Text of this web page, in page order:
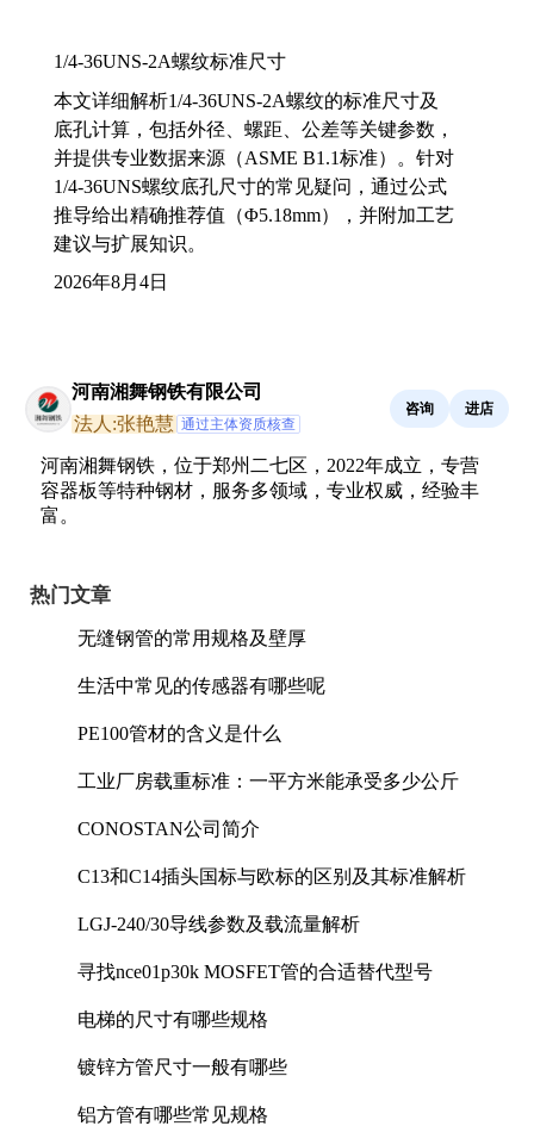
1/4-36UNS-2A螺纹标准尺寸
本文详细解析1/4-36UNS-2A螺纹的标准尺寸及
底孔计算，包括外径、螺距、公差等关键参数，
并提供专业数据来源（ASME B1.1标准）。针对
1/4-36UNS螺纹底孔尺寸的常见疑问，通过公式
推导给出精确推荐值（Φ5.18mm），并附加工艺
建议与扩展知识。
2026年8月4日
河南湘舞钢铁有限公司
法人:张艳慧 通过主体资质核查
咨询 进店
河南湘舞钢铁，位于郑州二七区，2022年成立，专营
容器板等特种钢材，服务多领域，专业权威，经验丰
富。
热门文章
无缝钢管的常用规格及壁厚
生活中常见的传感器有哪些呢
PE100管材的含义是什么
工业厂房载重标准：一平方米能承受多少公斤
CONOSTAN公司简介
C13和C14插头国标与欧标的区别及其标准解析
LGJ-240/30导线参数及载流量解析
寻找nce01p30k MOSFET管的合适替代型号
电梯的尺寸有哪些规格
镀锌方管尺寸一般有哪些
铝方管有哪些常见规格